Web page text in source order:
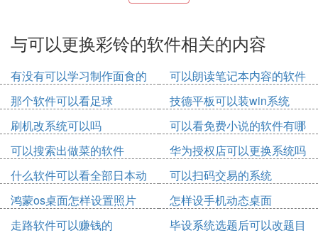
设置完成后，可以让朋友拨打自己的手机，以试
如果设置不成功，可以拨打运营商的客服电话，
五、其他定制方式
除了在运营商的官方平台上定制彩铃外，还可以
在一些第三方音乐软件中进行定制。
但请注意，使用彩铃通常需要付费，具体费用标
准可咨询运营商或查看平台上的相关说明。
通过以上步骤，你就可以成功设置自己想要的彩铃
了。
与可以更换彩铃的软件相关的内容
有没有可以学习制作面食的
软件
可以朗读笔记本内容的软件
那个软件可以看足球
技德平板可以装win系统
刷机改系统可以吗
可以看免费小说的软件有哪
些
可以搜索出做菜的软件
华为授权店可以更换系统吗
什么软件可以看全部日本动
漫免费
可以扫码交易的系统
鸿蒙os桌面怎样设置照片
怎样设手机动态桌面
走路软件可以赚钱的
毕设系统选题后可以改题目